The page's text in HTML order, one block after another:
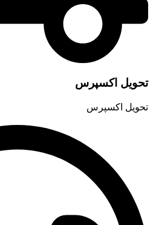
اکسپرس
اکسپرس